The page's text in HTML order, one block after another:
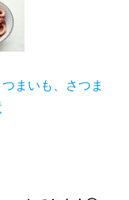
まいも、さつま